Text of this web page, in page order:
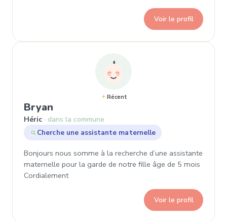
Voir le profil
Récent
Bryan
Héric dans la commune
Cherche une assistante maternelle
Bonjours nous somme à la recherche d’une assistante
maternelle pour la garde de notre fille âge de 5 mois
Cordialement
Voir le profil